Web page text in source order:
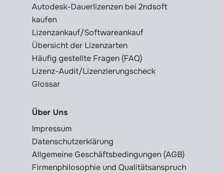
Autodesk-Dauerlizenzen bei 2ndsoft
kaufen
Lizenzankauf/Softwareankauf
Übersicht der Lizenzarten
Häufig gestellte Fragen (FAQ)
Lizenz-Audit/Lizenzierungscheck
Glossar
Über Uns
Impressum
Datenschutzerklärung
Allgemeine Geschäftsbedingungen (AGB)
Firmenphilosophie und Qualitätsanspruch